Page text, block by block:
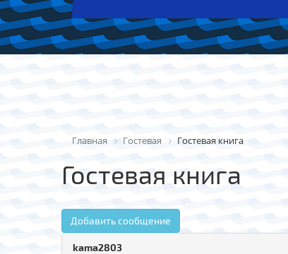
Главная Гостевая Гостевая книга
Гостевая книга
Добавить сообщение
kama2803